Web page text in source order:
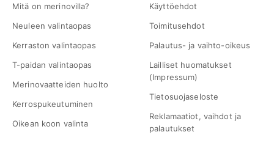
Mitä on merinovilla?
Neuleen valintaopas
Kerraston valintaopas
T-paidan valintaopas
Merinovaatteiden huolto
Kerrospukeutuminen
Oikean koon valinta
Käyttöehdot
Toimitusehdot
Palautus- ja vaihto-oikeus
Lailliset huomatukset
(Impressum)
Tietosuojaseloste
Reklamaatiot, vaihdot ja
palautukset